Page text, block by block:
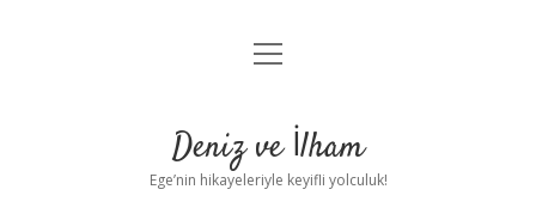
Anasayfa
Yasal Uyarı
menüyü
Deniz ve İlham
Ege’nin hikayeleriyle keyifli yolculuk!